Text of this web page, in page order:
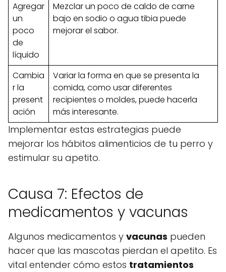
Agregar
un
poco
de
líquido
Mezclar un poco de caldo de carne
bajo en sodio o agua tibia puede
mejorar el sabor.
Cambia
r la
present
ación
Variar la forma en que se presenta la
comida, como usar diferentes
recipientes o moldes, puede hacerla
más interesante.
Implementar estas estrategias puede
mejorar los hábitos alimenticios de tu perro y
estimular su apetito.
Causa 7: Efectos de
medicamentos y vacunas
Algunos medicamentos y vacunas pueden
hacer que las mascotas pierdan el apetito. Es
vital entender cómo estos tratamientos